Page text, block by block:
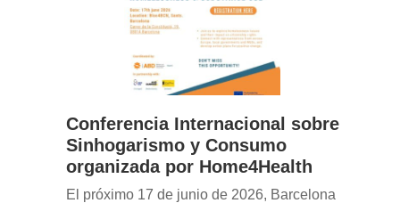
Conferencia Internacional sobre
Sinhogarismo y Consumo
organizada por Home4Health
El próximo 17 de junio de 2026, Barcelona